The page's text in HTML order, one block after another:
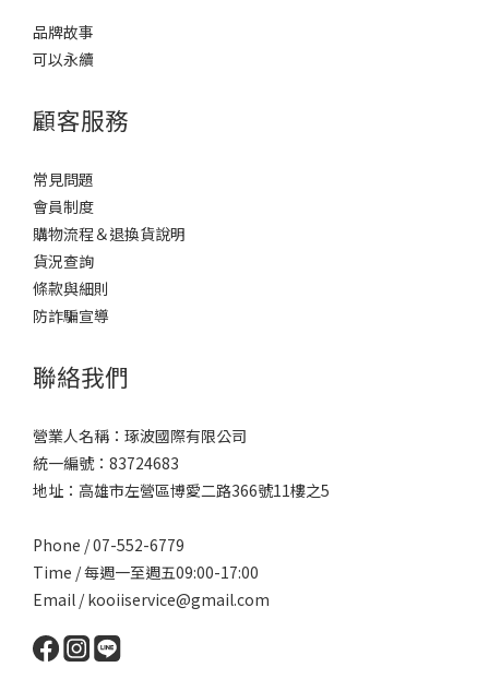
品牌故事
可以永續
顧客服務
常見問題
會員制度
購物流程＆退換貨說明
貨況查詢
條款與細則
防詐騙宣導
聯絡我們
營業人名稱：琢波國際有限公司
統一編號：83724683
地址：高雄市左營區博愛二路366號11樓之5
Phone / 07-552-6779
Time / 每週一至週五09:00-17:00
Email /kooiiservice@gmail.com